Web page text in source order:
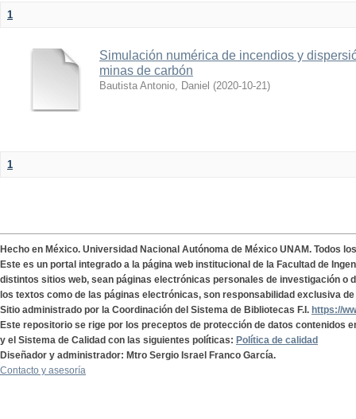
1
Simulación numérica de incendios y
minas de carbón
Bautista Antonio, Daniel (2020-10-21)
1
Hecho en México. Universidad Nacional Autónoma de México UNAM. Todos
Este es un portal integrado a la página web institucional de la Facultad de
distintos sitios web, sean páginas electrónicas personales de investigación o
los textos como de las páginas electrónicas, son responsabilidad exclusiva
Sitio administrado por la Coordinación del Sistema de Bibliotecas F.I. https://
Este repositorio se rige por los preceptos de protección de datos contenidos
y el Sistema de Calidad con las siguientes políticas: Política de calidad
Diseñador y administrador: Mtro Sergio Israel Franco García.
Contacto y asesoría